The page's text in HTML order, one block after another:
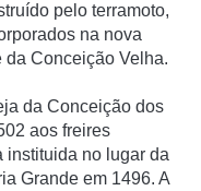
pelo terramoto,
na nova
Conceição Velha.
da Conceição dos
aos freires
instituida no lugar da
Grande em 1496. A